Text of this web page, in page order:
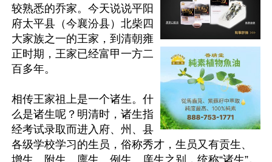
较熟悉的乔家。今天说说平阳
府太平县（今襄汾县）北柴四
大家族之一的王家，到清朝雍
正时期，王家已经富甲一方二
百多年。
相传王家祖上是一个诸生。什
么是诸生呢？明清时，诸生指
经考试录取而进入府、州、县
各级学校学习的生员，俗称秀才，生员又有贡生、
增生、附生、廪生、例生、庠生之别，统称“诸生”。